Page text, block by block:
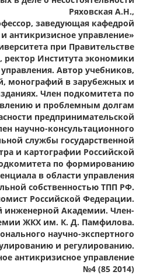
Ряховская А.Н.,
заведующая кафедрой
антикризисное управление»
при Правительстве
ректор Института экономики
Автор учебников,
монографий в зарубежных и
Член подкомитета по
и проблемным долгам
предпринимательской
научно-консультационного
службы государственной
и картографии Российской
по формированию
в области управления
собственностью ТПП РФ.
Российской Федерации.
инженерной Академии. Член-
ЖКХ им. К. Д. Памфилова.
научно-экспертного
и регулированию.
антикризисное управление
№4 (85 2014)